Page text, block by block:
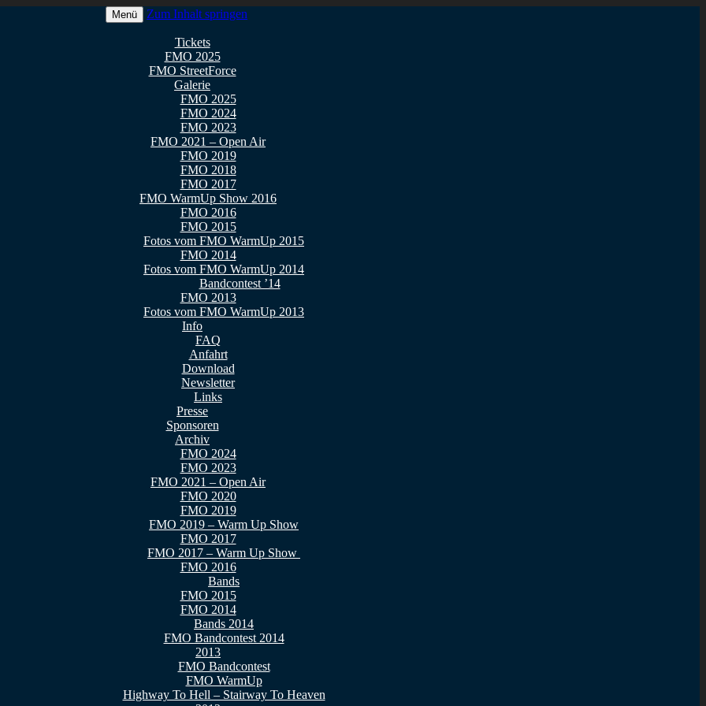
Menü Zum Inhalt springen
Tickets
FMO 2025
FMO StreetForce
Galerie
FMO 2025
FMO 2024
FMO 2023
FMO 2021 – Open Air
FMO 2019
FMO 2018
FMO 2017
FMO WarmUp Show 2016
FMO 2016
FMO 2015
Fotos vom FMO WarmUp 2015
FMO 2014
Fotos vom FMO WarmUp 2014
Bandcontest ’14
FMO 2013
Fotos vom FMO WarmUp 2013
Info
FAQ
Anfahrt
Download
Newsletter
Links
Presse
Sponsoren
Archiv
FMO 2024
FMO 2023
FMO 2021 – Open Air
FMO 2020
FMO 2019
FMO 2019 – Warm Up Show
FMO 2017
FMO 2017 – Warm Up Show
FMO 2016
Bands
FMO 2015
FMO 2014
Bands 2014
FMO Bandcontest 2014
2013
FMO Bandcontest
FMO WarmUp
Highway To Hell – Stairway To Heaven